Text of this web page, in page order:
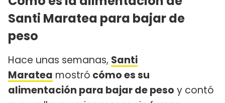
Santi Maratea para bajar de
peso
Hace unas semanas, Santi
Maratea mostró cómo es su
alimentación para bajar de peso y contó